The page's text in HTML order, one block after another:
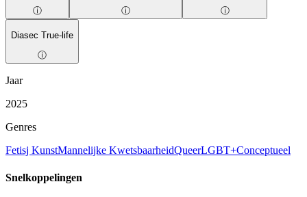
ⓘ
ⓘ
ⓘ
Diasec True-life
ⓘ
Jaar
2025
Genres
Fetisj KunstMannelijke KwetsbaarheidQueerLGBT+Conceptueel
Snelkoppelingen